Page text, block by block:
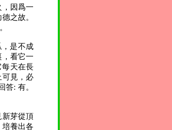
因爲一
之故。
，是不成
看它一
每天在長
可見，必
: 有。
新芽從頂
培養出各